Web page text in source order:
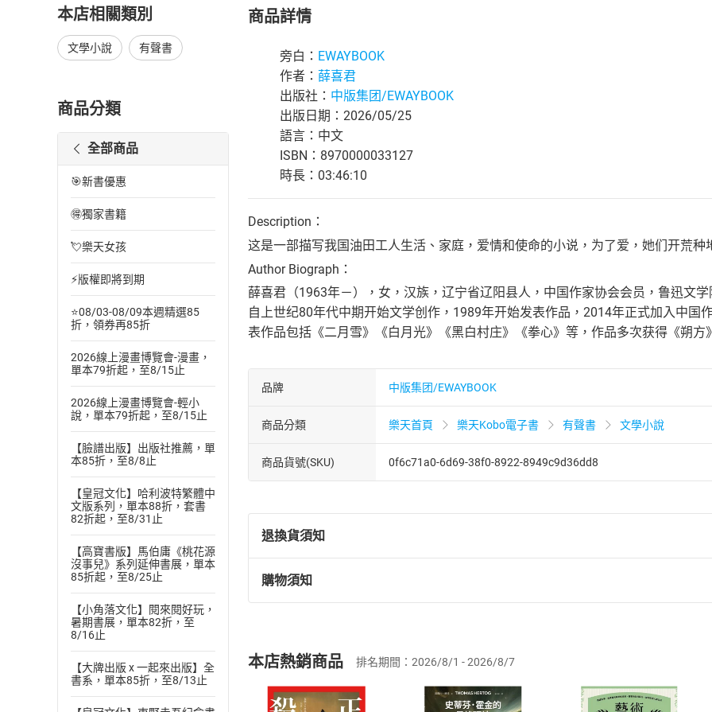
本店相關類別
文學小說 有聲書
商品分類
全部商品
🎯新書優惠
🉐獨家書籍
💘樂天女孩
⚡版權即將到期
⭐08/03-08/09本週精選85
折，領券再85折
2026線上漫畫博覽會-漫畫，
單本79折起，至8/15止
2026線上漫畫博覽會-輕小
說，單本79折起，至8/15止
【臉譜出版】出版社推薦，單
本85折，至8/8止
【皇冠文化】哈利波特繁體中
文版系列，單本88折，套書
82折起，至8/31止
【高寶書版】馬伯庸《桃花源
沒事兒》系列延伸書展，單本
85折起，至8/25止
【小角落文化】閱來閱好玩，
暑期書展，單本82折，至
8/16止
【大牌出版 x 一起來出版】全
書系，單本85折，至8/13止
商品詳情
旁白： EWAYBOOK
作者： 薛喜君
出版社： 中版集团/EWAYBOOK
出版日期：2026/05/25
語言：中文
ISBN：8970000033127
時長：03:46:10
Description：
这是一部描写我国油田工人生活、家庭，爱情和使命的小说，为了爱，她们开荒
Author Biograph：
薛喜君（1963年－），女，汉族，辽宁省辽阳县人，中国作家协会会员，鲁迅文
自上世纪80年代中期开始文学创作，1989年开始发表作品，2014年正式加入中国
表作品包括《二月雪》《白月光》《黑白村庄》《拳心》等，作品多次获得《朔
品牌 中版集团/EWAYBOOK
商品分類 樂天首頁 樂天Kobo電子書 有聲書 文學小說
商品貨號(SKU) 0f6c71a0-6d69-38f0-8922-8949c9d36dd8
退換貨須知
退換貨規定：
(一)依消費者保護法第19條第1項後段暨通訊交易解除權合理例外情事適用
(二)消費者訂購本店鋪之商品即代表知悉本店鋪所銷售之商品為電子書，
且已下載/存取電子書，不得請求退貨退款。
購物須知
挑選商品 放入購物車 登入帳號
本店熱銷商品 排名期間：2026/8/1 - 2026/8/7